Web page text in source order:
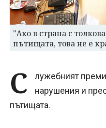
"Ако в страна с
пътищата, това не е
С
лужебният
нарушения и
пътищата.